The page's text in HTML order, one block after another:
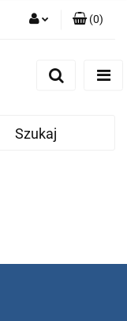
(0)
Szukaj